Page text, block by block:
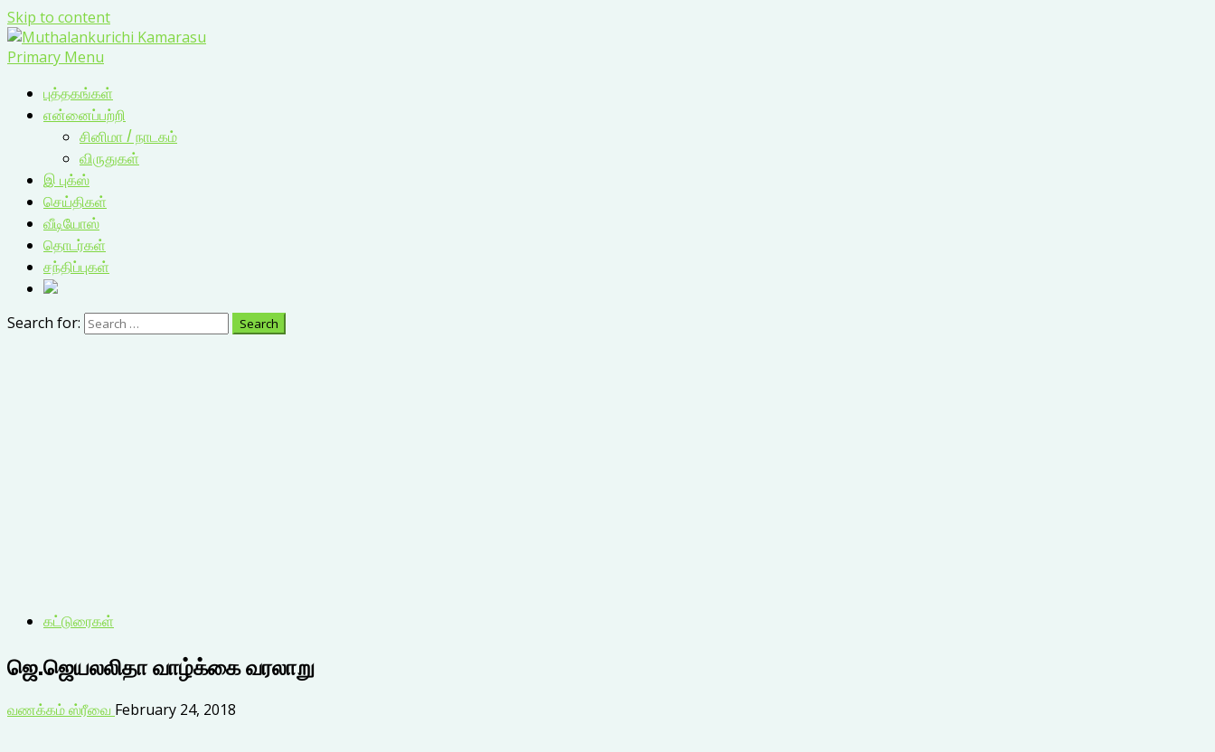
Skip to content
Primary Menu
புத்தகங்கள்
என்னைப்பற்றி
சினிமா / நாடகம்
விருதுகள்
இ புக்ஸ்
செய்திகள்
வீடியோஸ்
தொடர்கள்
சந்திப்புகள்
Search for:
கட்டுரைகள்
ஜெ.ஜெயலலிதா வாழ்க்கை வரலாறு
வணக்கம் ஸ்ரீவை February 24, 2018